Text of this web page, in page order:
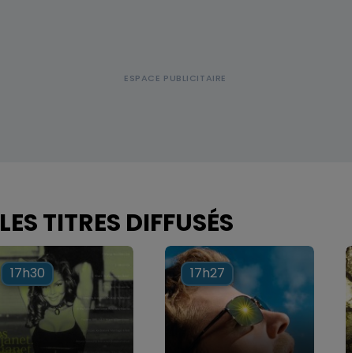
LES TITRES DIFFUSÉS
17h30
17h30 17h27
17h27